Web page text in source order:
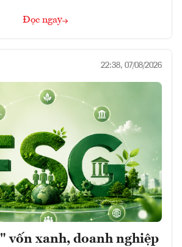
Đọc ngay
22:38, 07/08/2026
vốn xanh, doanh nghiệp